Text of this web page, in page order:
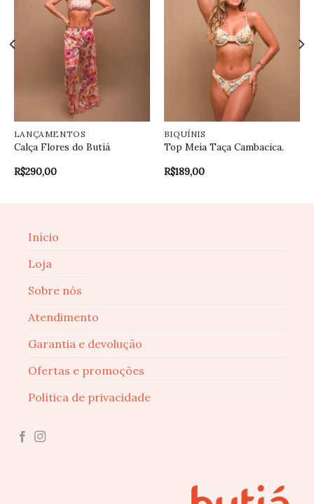
LANÇAMENTOS
Calça Flores do Butiá
R$290,00
BIQUÍNIS
Top Meia Taça Cambacica.
R$189,00
Início
Loja
Sobre nós
Atendimento
Garantia e devolução
Ofertas e promoções
Política de privacidade